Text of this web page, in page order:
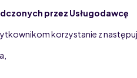
przez Usługodawcę
korzystanie z